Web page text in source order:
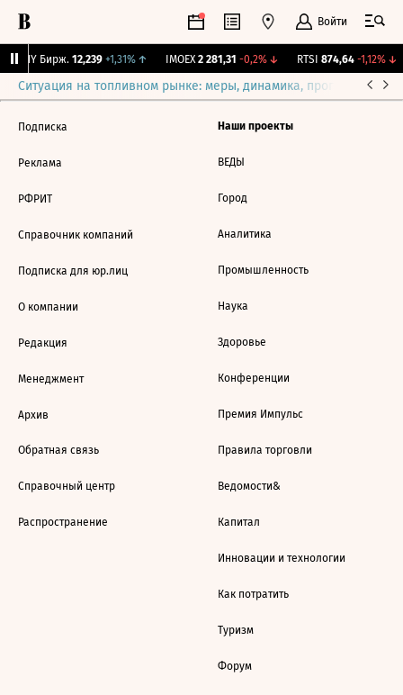
Войти
CNY Бирж. 12,239 +1,31%↑ IMOEX 2 281,31 -0,2%↓ RTSI 874,64 -1,12%↓
Ситуация на топливном рынке: меры, динамика, прогнозы
Подписка
Реклама
РФРИТ
Справочник компаний
Подписка для юр.лиц
О компании
Редакция
Менеджмент
Архив
Обратная связь
Справочный центр
Распространение
Наши проекты
ВЕДЫ
Город
Аналитика
Промышленность
Наука
Здоровье
Конференции
Премия Импульс
Правила торговли
Ведомости&
Капитал
Инновации и технологии
Как потратить
Туризм
Форум